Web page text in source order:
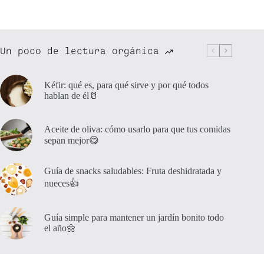
Un poco de lectura orgánica
Kéfir: qué es, para qué sirve y por qué todos
hablan de él🥛
Aceite de oliva: cómo usarlo para que tus comidas
sepan mejor😋
Guía de snacks saludables: Fruta deshidratada y
nueces👍
Guía simple para mantener un jardín bonito todo
el año🌼